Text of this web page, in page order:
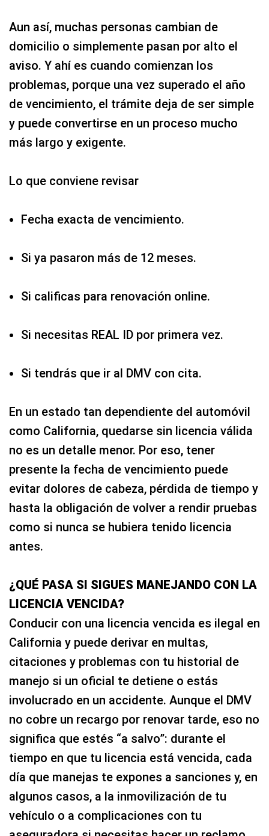
Aun así, muchas personas cambian de
domicilio o simplemente pasan por alto el
aviso. Y ahí es cuando comienzan los
problemas, porque una vez superado el año
de vencimiento, el trámite deja de ser simple
y puede convertirse en un proceso mucho
más largo y exigente.
Lo que conviene revisar
Fecha exacta de vencimiento.
Si ya pasaron más de 12 meses.
Si calificas para renovación online.
Si necesitas REAL ID por primera vez.
Si tendrás que ir al DMV con cita.
En un estado tan dependiente del automóvil
como California, quedarse sin licencia válida
no es un detalle menor. Por eso, tener
presente la fecha de vencimiento puede
evitar dolores de cabeza, pérdida de tiempo y
hasta la obligación de volver a rendir pruebas
como si nunca se hubiera tenido licencia
antes.
¿QUÉ PASA SI SIGUES MANEJANDO CON LA
LICENCIA VENCIDA?
Conducir con una licencia vencida es ilegal en
California y puede derivar en multas,
citaciones y problemas con tu historial de
manejo si un oficial te detiene o estás
involucrado en un accidente. Aunque el DMV
no cobre un recargo por renovar tarde, eso no
significa que estés “a salvo”: durante el
tiempo en que tu licencia está vencida, cada
día que manejas te expones a sanciones y, en
algunos casos, a la inmovilización de tu
vehículo o a complicaciones con tu